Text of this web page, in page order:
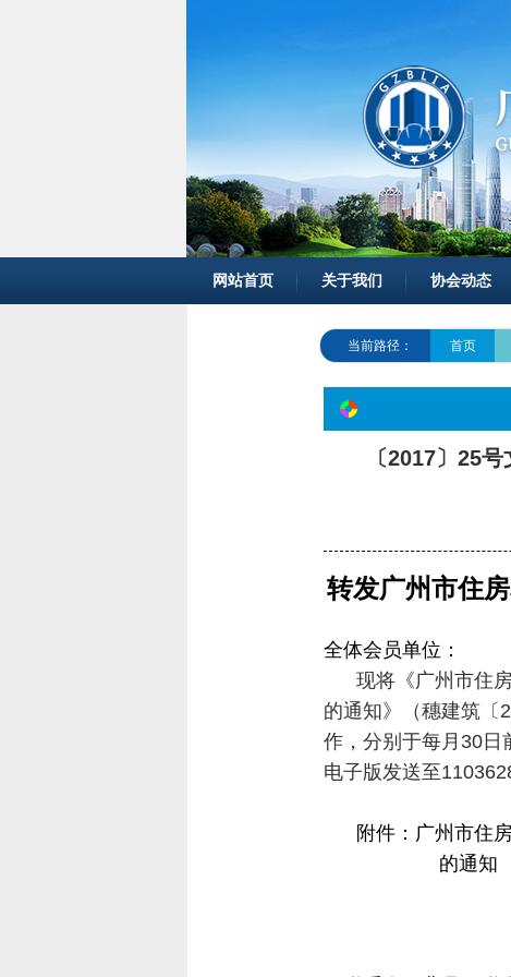
网站首页 关于我们 协会动态
当前路径： 首页
〔2017〕25
转发广州市住
全体会员单位：
现将《广州市住
的通知》
（穗建筑 〔
作，分别于每月 30日
电子版发送至
附件： 广州市住
的通知
2017